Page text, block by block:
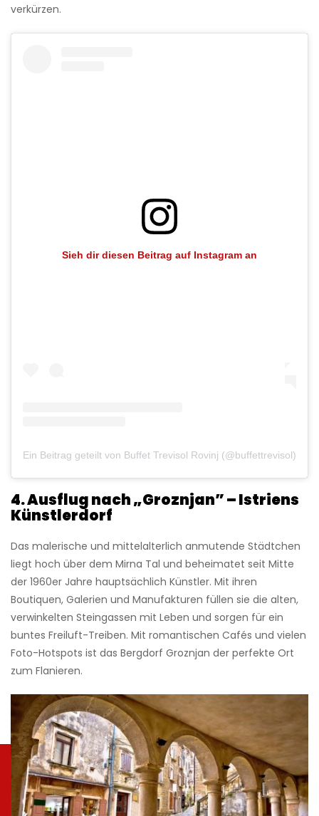
verkürzen.
Sieh dir diesen Beitrag auf Instagram an
Ein Beitrag geteilt von Buffet Trevisol Rovinj (@buffettrevisol)
4. Ausflug nach „Groznjan” – Istriens
Künstlerdorf
Das malerische und mittelalterlich anmutende Städtchen
liegt hoch über dem Mirna Tal und beheimatet seit Mitte
der 1960er Jahre hauptsächlich Künstler. Mit ihren
Boutiquen, Galerien und Manufakturen füllen sie die alten,
verwinkelten Steingassen mit Leben und sorgen für ein
buntes Freiluft-Treiben. Mit romantischen Cafés und vielen
Foto-Hotspots ist das Bergdorf Groznjan der perfekte Ort
zum Flanieren.